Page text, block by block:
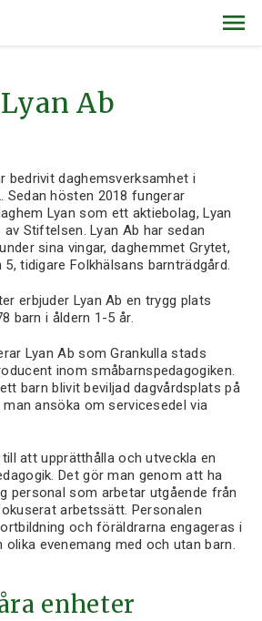
Lyan Ab
bedrivit daghemsverksamhet i
Sedan hösten 2018 fungerar
Lyan som ett aktiebolag, Lyan
Stiftelsen. Lyan Ab har sedan
sina vingar, daghemmet Grytet,
5, tidigare Folkhälsans barnträdgård.
erbjuder Lyan Ab en trygg plats
barn i åldern 1-5 år.
Lyan Ab som Grankulla stads
inom småbarnspedagogiken.
barn blivit beviljad dagvårdsplats på
ansöka om servicesedel via
att upprätthålla och utveckla en
Det gör man genom att ha
personal som arbetar utgående från
arbetssätt. Personalen
och föräldrarna engageras i
olika evenemang med och utan barn.
enheter